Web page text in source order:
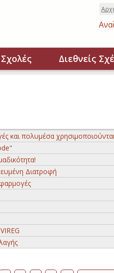
Σχολές Διεθνείς
και πολυμέσα
Διατροφή